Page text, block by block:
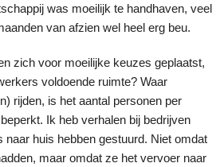
was moeilijk te handhaven, veel
van afzien wel heel erg beu.
zich voor moeilijke keuzes geplaatst,
voldoende ruimte? Waar
rijden, is het aantal personen per
Ik heb verhalen bij bedrijven
naar huis hebben gestuurd. Niet omdat
maar omdat ze het vervoer naar